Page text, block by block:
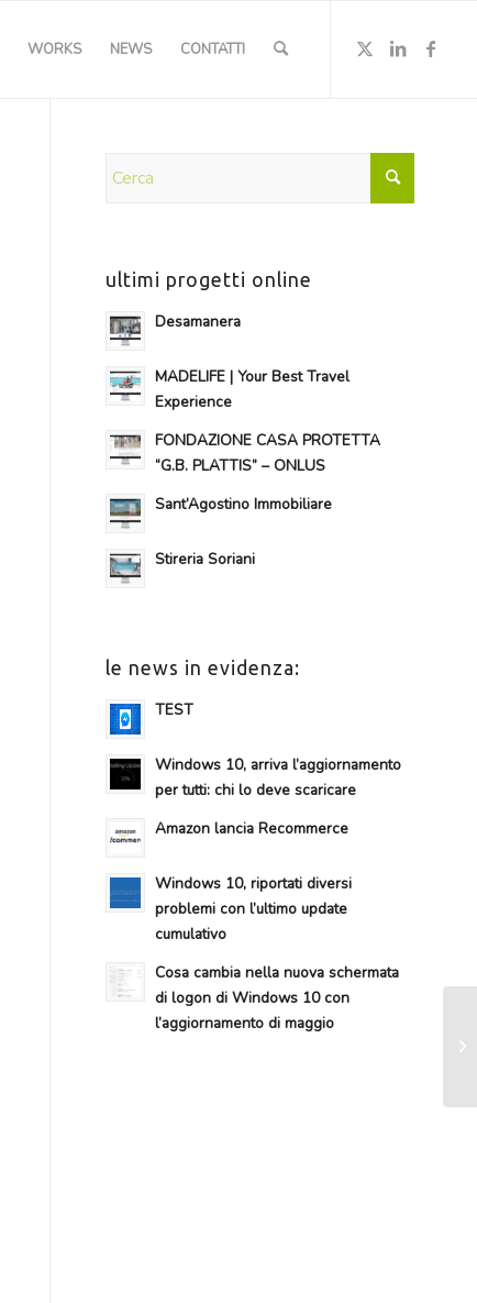
WORKS NEWS CONTATTI
ultimi progetti online
Desamanera
MADELIFE | Your Best Travel
Experience
FONDAZIONE CASA PROTETTA
“G.B. PLATTIS” – ONLUS
Sant’Agostino Immobiliare
Stireria Soriani
le news in evidenza:
TEST
Windows 10, arriva l’aggiornamento
per tutti: chi lo deve scaricare
Amazon lancia Recommerce
Windows 10, riportati diversi
problemi con l’ultimo update
cumulativo
Cosa cambia nella nuova schermata
di logon di Windows 10 con
l’aggiornamento di maggio